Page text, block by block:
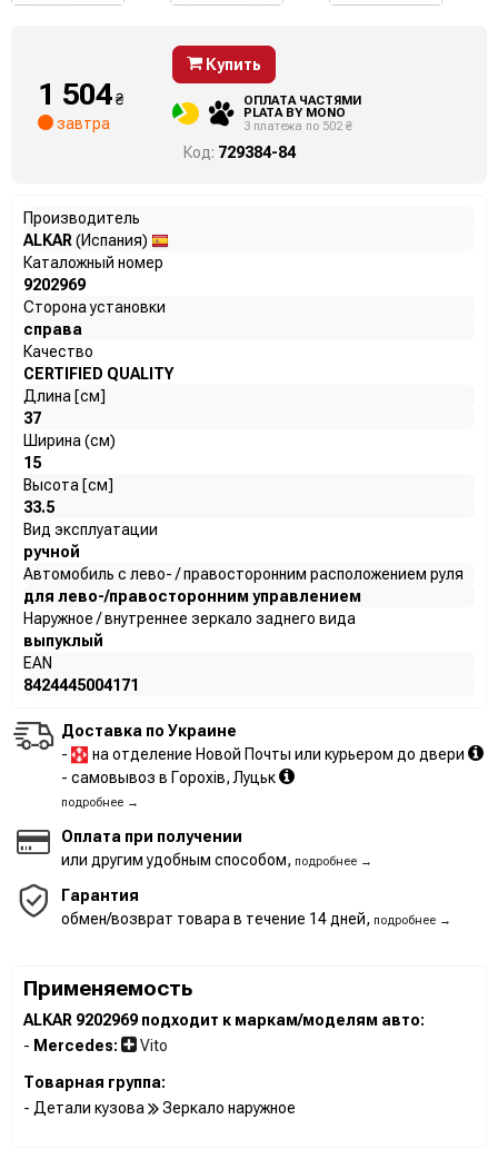
1 504₴
завтра
Купить
ОПЛАТА ЧАСТЯМИ
PLATA BY MONO
3 платежа по 502 ₴
Код: 729384-84
Производитель
ALKAR (Испания)
Каталожный номер
9202969
Сторона установки
справа
Качество
CERTIFIED QUALITY
Длина [см]
37
Ширина (см)
15
Высота [см]
33.5
Вид эксплуатации
ручной
Автомобиль с лево- / правосторонним расположением руля
для лево-/правосторонним управлением
Наружное / внутреннее зеркало заднего вида
выпуклый
EAN
8424445004171
Доставка по Украине
-
на отделение Новой Почты или курьером до двери
- самовывоз в Горохів, Луцьк
подробнее →
Оплата при получении
или другим удобным способом, подробнее →
Гарантия
обмен/возврат товара в течение 14 дней, подробнее →
Применяемость
ALKAR 9202969 подходит к маркам/моделям авто:
- Mercedes: Vito
Товарная группа:
- Детали кузова
Зеркало наружное